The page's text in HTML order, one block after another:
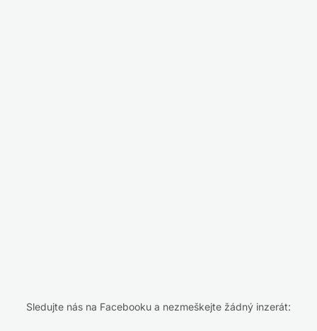
Sledujte nás na Facebooku a nezmeškejte žádný inzerát: